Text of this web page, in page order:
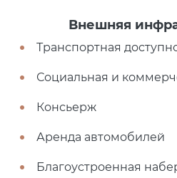
Внешняя
Транспортная
Социальная и
Консьерж
Аренда автомобилей
Благоустроенная